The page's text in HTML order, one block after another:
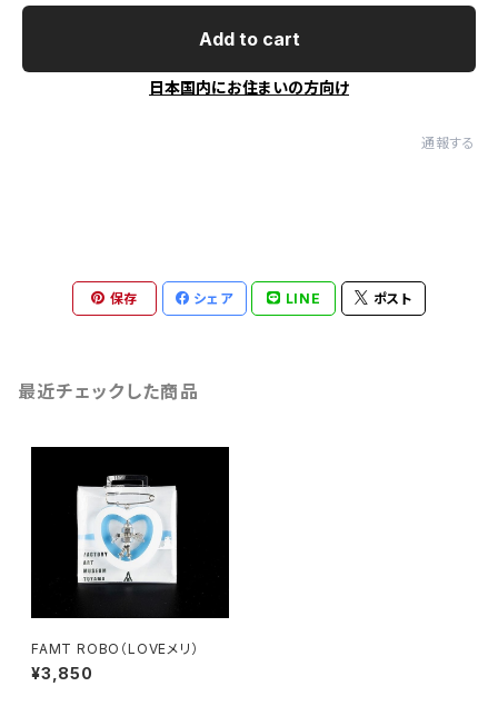
Add to cart
日本国内にお住まいの方向け
通報する
保存 シェア LINE ポスト
最近チェックした商品
FAMT ROBO（LOVEメリ）
¥3,850